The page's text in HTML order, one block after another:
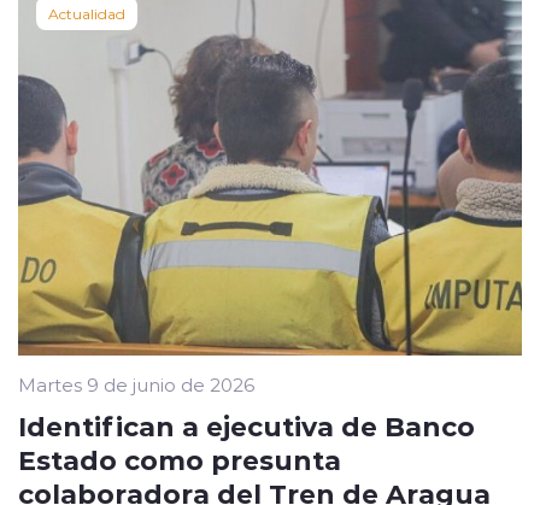
Actualidad
Martes 9 de junio de 2026
Identifican a ejecutiva de Banco
Estado como presunta
colaboradora del Tren de Aragua